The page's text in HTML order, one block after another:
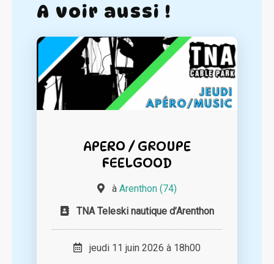
A voir aussi !
APERO / GROUPE
FEELGOOD
à Arenthon (74)
TNA Teleski nautique d’Arenthon
jeudi 11 juin 2026 à 18h00